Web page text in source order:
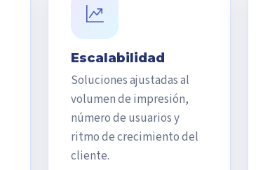
Escalabilidad
Soluciones ajustadas al
volumen de impresión,
número de usuarios y
ritmo de crecimiento del
cliente.